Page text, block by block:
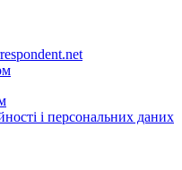
і персональних даних